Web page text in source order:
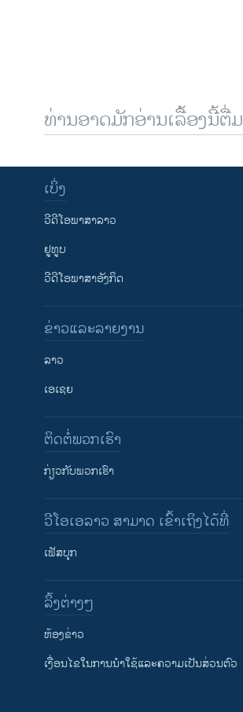
ຕິດຕາມພວກເຮົາ ທີ່
ທ່ານອາດມັກອ່ານເລື້ອງນີ້ຕື່ມ
ເບິ່ງ
ວີດີໂອພາສາລາວ
ຢູທູບ
ວີດີໂອພາສາອັງກິດ
ຂ່າວແລະລາຍງານ
ລາວ
ເອເຊຍ
ຕິດຕໍ່ພວກເຮົາ
ກ່ຽວກັບພວກເຮົາ
ວີໂອເອລາວ ສາມາດ ເຂົ້າເຖິງໄດ້ທີ່
ເຟັສບຸກ
​ລິ້ງ​ຕ່າງໆ
​ຫ້ອງ​ຂ່າວ
​ເງື່ອນ​ໄຂ​ໃນ​ການ​ນຳ​ໃຊ້​ແລະຄວາມ​ເປັນ​ສ່​ວນ​ຕົວ